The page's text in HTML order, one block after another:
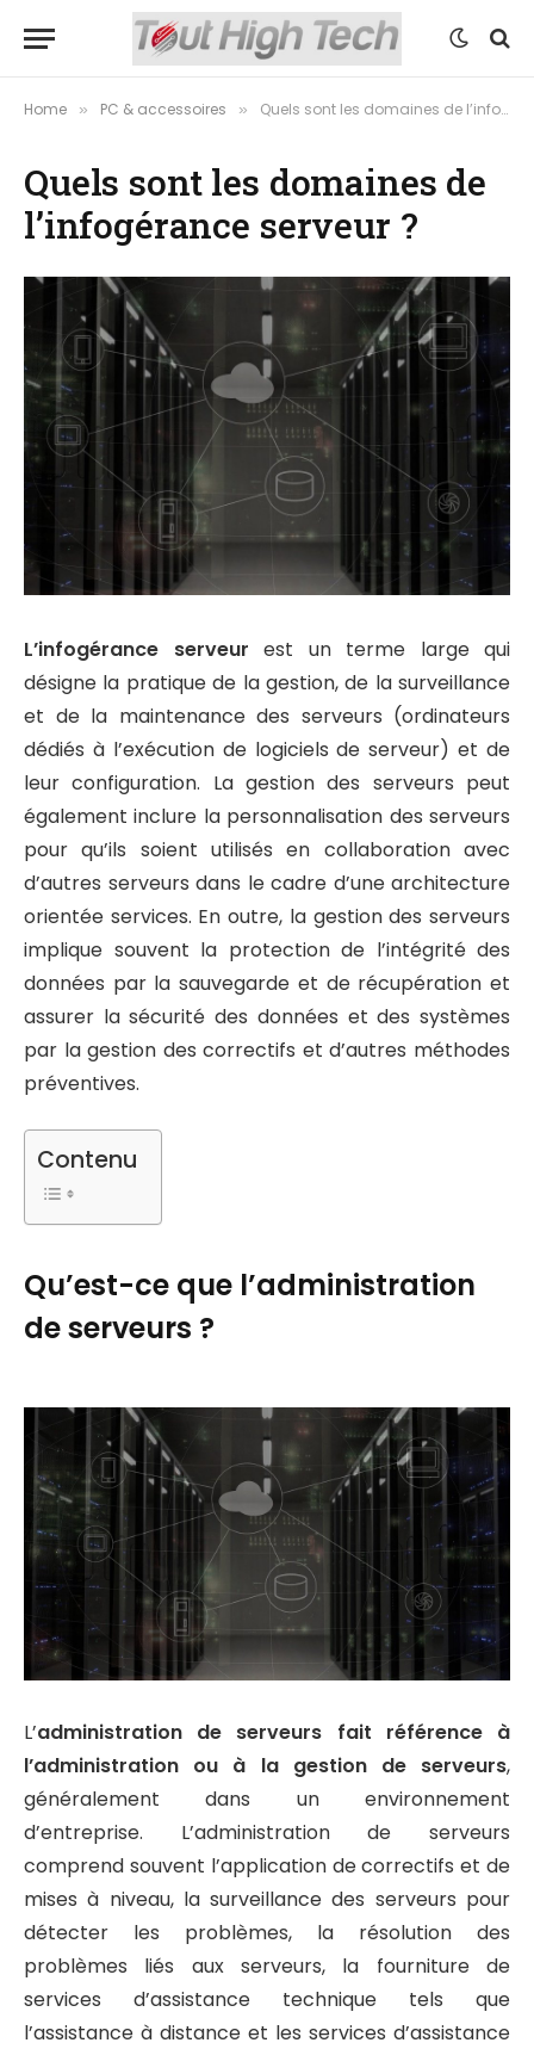
Home » PC & accessoires » Quels sont les domaines de l’infogérance serveur ?
Quels sont les domaines de
l’infogérance serveur ?
L’infogérance serveur est un terme large qui
désigne la pratique de la gestion, de la surveillance
et de la maintenance des serveurs (ordinateurs
dédiés à l’exécution de logiciels de serveur) et de
leur configuration. La gestion des serveurs peut
également inclure la personnalisation des serveurs
pour qu’ils soient utilisés en collaboration avec
d’autres serveurs dans le cadre d’une architecture
orientée services. En outre, la gestion des serveurs
implique souvent la protection de l’intégrité des
données par la sauvegarde et de récupération et
assurer la sécurité des données et des systèmes
par la gestion des correctifs et d’autres méthodes
préventives.
Contenu
Qu’est-ce que l’administration
de serveurs ?
L’administration de serveurs fait référence à
l’administration ou à la gestion de serveurs,
généralement dans un environnement
d’entreprise. L’administration de serveurs
comprend souvent l’application de correctifs et de
mises à niveau, la surveillance des serveurs pour
détecter les problèmes, la résolution des
problèmes liés aux serveurs, la fourniture de
services d’assistance technique tels que
l’assistance à distance et les services d’assistance